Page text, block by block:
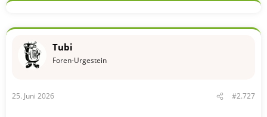
k
o
Tubi
Foren-Urgestein
25. Juni 2026 #2.727